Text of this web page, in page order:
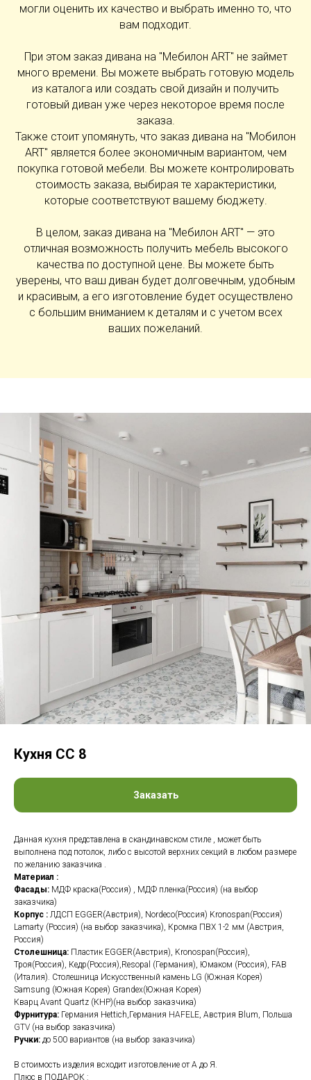
могли оценить их качество и выбрать именно то, что
вам подходит.
При этом заказ дивана на "Мебилон ART" не займет
много времени. Вы можете выбрать готовую модель
из каталога или создать свой дизайн и получить
готовый диван уже через некоторое время после
заказа.
Также стоит упомянуть, что заказ дивана на "Мобилон
ART" является более экономичным вариантом, чем
покупка готовой мебели. Вы можете контролировать
стоимость заказа, выбирая те характеристики,
которые соответствуют вашему бюджету.
В целом, заказ дивана на "Мебилон ART" — это
отличная возможность получить мебель высокого
качества по доступной цене. Вы можете быть
уверены, что ваш диван будет долговечным, удобным
и красивым, а его изготовление будет осуществлено
с большим вниманием к деталям и с учетом всех
ваших пожеланий.
Кухня СС 8
Заказать
Данная кухня представлена в скандинавском стиле , может быть
выполнена под потолок, либо с высотой верхних секций в любом размере
по желанию заказчика .
Материал :
Фасады: МДФ краска(Россия) , МДФ пленка(Россия) (на выбор
заказчика)
Корпус : ЛДСП EGGER(Австрия), Nordeco(Россия) Kronospan(Россия)
Lamarty (Россия) (на выбор заказчика), Кромка ПВХ 1-2 мм (Австрия,
Россия)
Столешница: Пластик EGGER(Австрия), Kronospan(Россия),
Троя(Россия), Кедр(Россия),Resopal (Германия), Юмаком (Россия), FAB
(Италия). Столешница Искусственный камень LG (Южная Корея)
Samsung (Южная Корея) Grandex(Южная Корея)
Кварц Avant Quartz (КНР)(на выбор заказчика)
Фурнитура: Германия Hettich,Германия HAFELE, Австрия Blum, Польша
GTV (на выбор заказчика)
Ручки: до 500 вариантов (на выбор заказчика)
В стоимость изделия всходит изготовление от А до Я.
Плюс в ПОДАРОК :